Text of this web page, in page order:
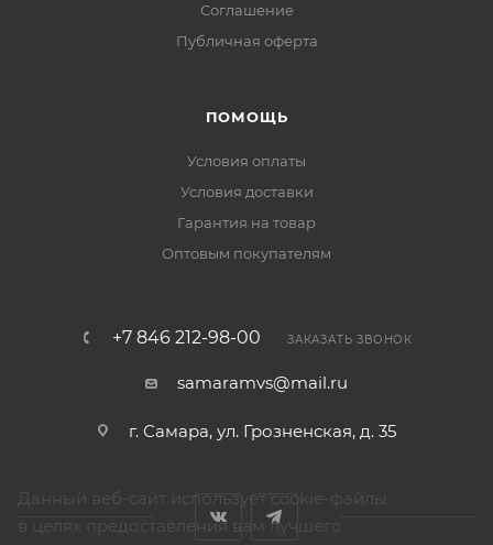
Соглашение
Публичная оферта
ПОМОЩЬ
Условия оплаты
Условия доставки
Гарантия на товар
Оптовым покупателям
+7 846 212-98-00 ЗАКАЗАТЬ ЗВОНОК
samaramvs@mail.ru
г. Самара, ул. Грозненская, д. 35
Данный веб-сайт использует cookie-файлы
в целях предоставления вам лучшего